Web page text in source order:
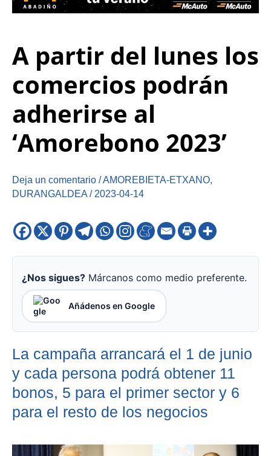
A partir del lunes los
comercios podrán
adherirse al
‘Amorebono 2023’
Deja un comentario /AMOREBIETA-ETXANO,
DURANGALDEA / 2023-04-14
¿Nos sigues? Márcanos como medio preferente.
Añádenos en Google
La campaña arrancará el 1 de junio
y cada persona podrá obtener 11
bonos, 5 para el primer sector y 6
para el resto de los negocios